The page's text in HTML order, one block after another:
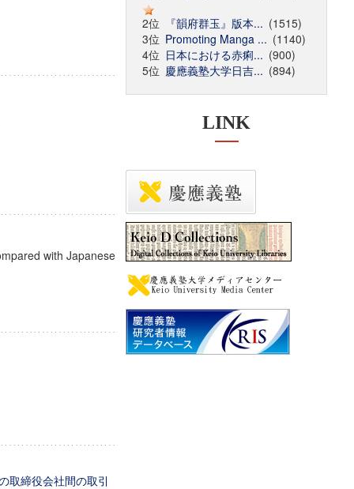
with Japanese
取締役会社間の取引
2位
『韻府群玉』版本... (1515)
3位 Promoting Manga ... (1140)
4位 日本における赤痢... (900)
5位 慶應義塾大学日吉... (894)
LINK